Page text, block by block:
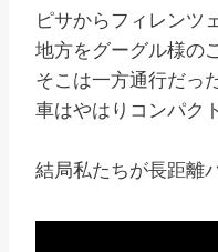
ピサからフィレンツ
地方をグーグル様の
そこは一方通行だっ
車はやはりコンパク
結局私たちが長距離